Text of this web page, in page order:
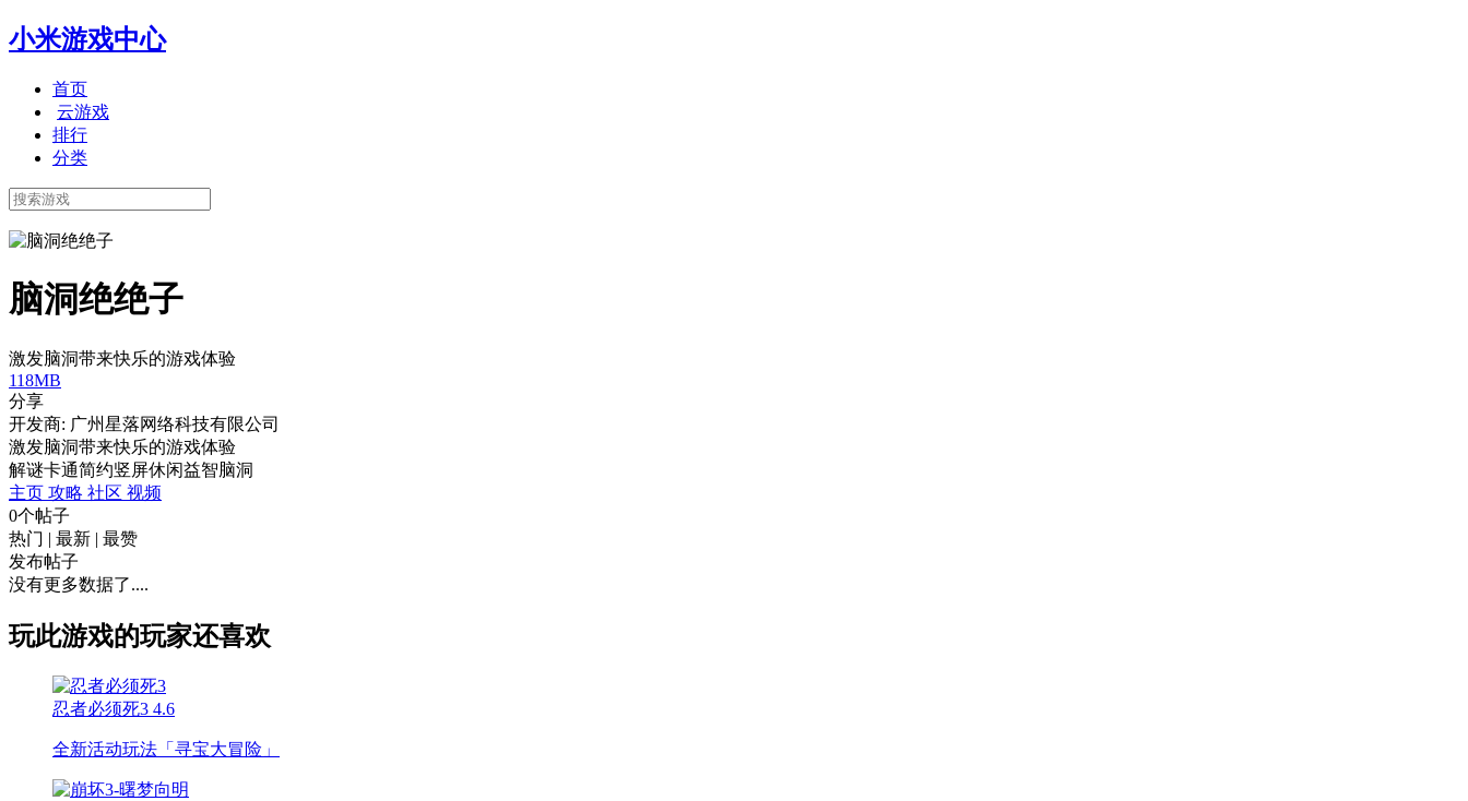
小米游戏中心
首页
云游戏
排行
分类
脑洞绝绝子
激发脑洞带来快乐的游戏体验
118MB
分享
开发商: 广州星落网络科技有限公司
激发脑洞带来快乐的游戏体验
解谜卡通简约竖屏休闲益智脑洞
主页 攻略 社区 视频
0个帖子
热门 | 最新 | 最赞
发布帖子
没有更多数据了....
玩此游戏的玩家还喜欢
忍者必须死3 4.6
全新活动玩法「寻宝大冒险」